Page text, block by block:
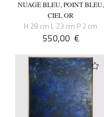
NUAGE BLEU, POINT BLEU,
CIEL OR
H 28 cm L 23 cm P 2 cm
550,00 €